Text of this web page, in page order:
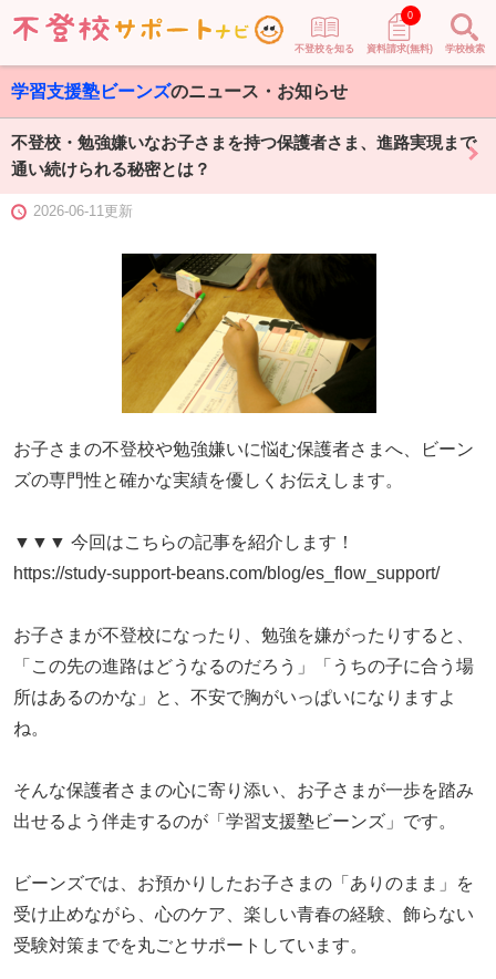
不登校を知る 資料請求(無料)
0
学校検索
学習支援塾ビーンズのニュース・お知らせ
不登校・勉強嫌いなお子さまを持つ保護者さま、進路実現まで
通い続けられる秘密とは？
2026-06-11更新
お子さまの不登校や勉強嫌いに悩む保護者さまへ、ビーン
ズの専門性と確かな実績を優しくお伝えします。
▼▼▼ 今回はこちらの記事を紹介します！
https://study-support-beans.com/blog/es_flow_support/
お子さまが不登校になったり、勉強を嫌がったりすると、
「この先の進路はどうなるのだろう」「うちの子に合う場
所はあるのかな」と、不安で胸がいっぱいになりますよ
ね。
そんな保護者さまの心に寄り添い、お子さまが一歩を踏み
出せるよう伴走するのが「学習支援塾ビーンズ」です。
ビーンズでは、お預かりしたお子さまの「ありのまま」を
受け止めながら、心のケア、楽しい青春の経験、飾らない
受験対策までを丸ごとサポートしています。